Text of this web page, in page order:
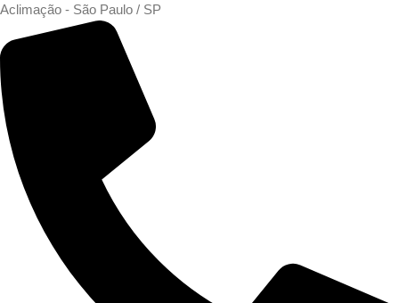
Aclimação - São Paulo / SP